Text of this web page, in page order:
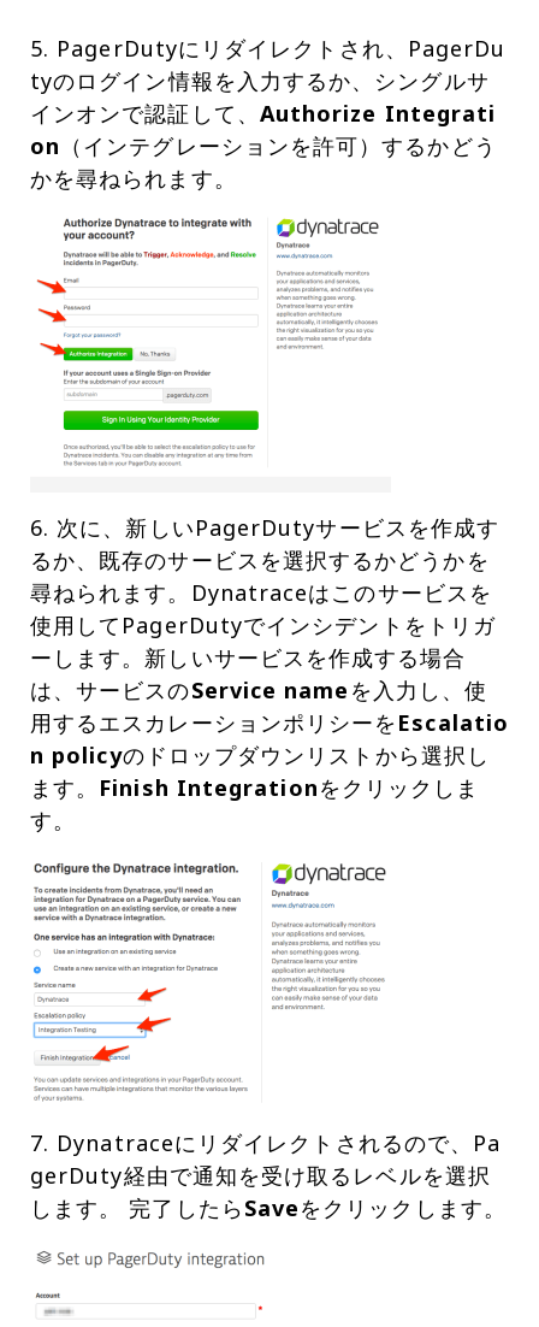
5. PagerDutyにリダイレクトされ、PagerDu
tyのログイン情報を入力するか、シングルサ
インオンで認証して、 Authorize Integrati
on （インテグレーションを許可）するかどう
かを尋ねられます。
6. 次に、新しいPagerDutyサービスを作成す
るか、既存のサービスを選択するかどうかを
尋ねられます。Dynatraceはこのサービスを
使用してPagerDutyでインシデントをトリガ
ーします。新しいサービスを作成する場合
は、サービスのService name を入力し、使
用するエスカレーションポリシーを Escalatio
n policyのドロップダウンリストから選択し
ます。 Finish Integrationをクリックしま
す。
7. Dynatraceにリダイレクトされるので、Pa
gerDuty経由で通知を受け取るレベルを選択
します。 完了したらSaveをクリックします。